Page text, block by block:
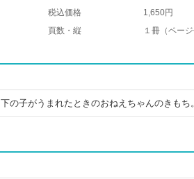
税込価格
1,650円
頁数・縦
１冊（ペー
下の子がうまれたときのおねえちゃんのきもち